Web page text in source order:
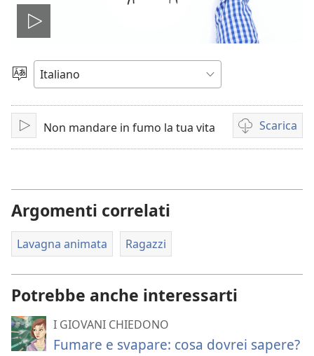
Play
Scegli
lingua
PlayNon mandare in fumo la tua vita Scarica
Opzioni
per
Argomenti correlati
Lavagna animata Ragazzi
Potrebbe anche interessarti
I GIOVANI CHIEDONO
Fumare e svapare: cosa dovrei sapere?